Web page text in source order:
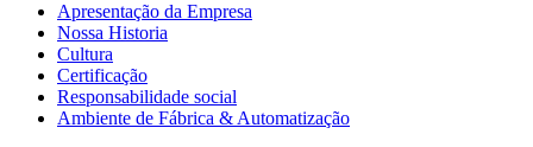
Apresentação da Empresa
Nossa Historia
Cultura
Certificação
Responsabilidade social
Ambiente de Fábrica & Automatização